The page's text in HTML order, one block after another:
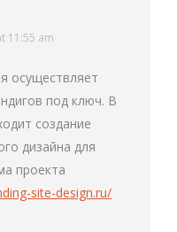
11:55 am
осуществляет
под ключ. В
создание
дизайна для
проекта
site-design.ru/